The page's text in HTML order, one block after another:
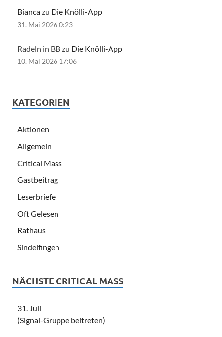
Biancazu Die Knölli-App
31. Mai 2026 0:23
Radeln in BB zu Die Knölli-App
10. Mai 2026 17:06
KATEGORIEN
Aktionen
Allgemein
Critical Mass
Gastbeitrag
Leserbriefe
Oft Gelesen
Rathaus
Sindelfingen
NÄCHSTE CRITICAL MASS
31. Juli
(Signal-Gruppe beitreten)